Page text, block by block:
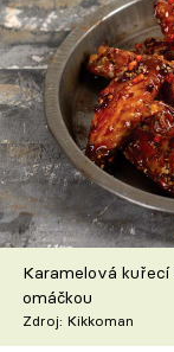
Články
TV Program
Škola vaření
Recepty z
Speciál:
Těhotnej
Karamelová kuřecí
omáčkou
Zdroj: Kikkoman